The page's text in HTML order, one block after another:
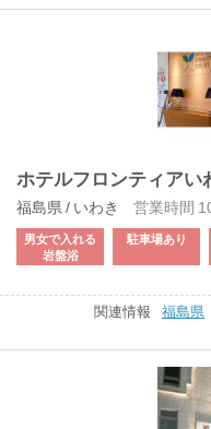
ホテルフロンティアい
福島県 / いわき 営業時間
男女で入れる
岩盤浴
駐車場あり
関連情報 福島県